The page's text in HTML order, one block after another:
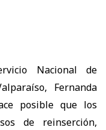
Nacional de
Fernanda
posible que los
de reinserción,